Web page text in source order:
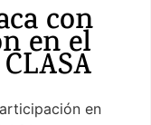
con
en el